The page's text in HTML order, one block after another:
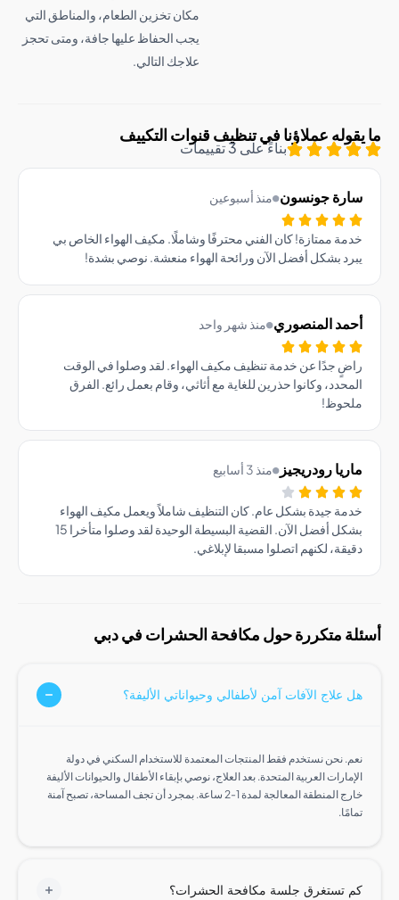
مكان تخزين الطعام، والمناطق التي
يجب الحفاظ عليها جافة، ومتى تحجز
علاجك التالي.
عملاؤنا في تنظيف قنوات التكييف
بناءً على 3 تقييمات
جونسون منذ أسبوعين
ممتازة! كان الفني محترفًا وشاملًا. مكيف الهواء الخاص بي
بشكل أفضل الآن ورائحة الهواء منعشة. نوصي بشدة!
المنصوري منذ شهر واحد
جدًا عن خدمة تنظيف مكيف الهواء. لقد وصلوا في الوقت
وكانوا حذرين للغاية مع أثاثي، وقام بعمل رائع. الفرق
رودريجيز منذ 3 أسابيع
جيدة بشكل عام. كان التنظيف شاملاً ويعمل مكيف الهواء
بشكل أفضل الآن. القضية البسيطة الوحيدة لقد وصلوا متأخرا 15
لكنهم اتصلوا مسبقا لإبلاغي.
متكررة حول مكافحة الحشرات في دبي
الآفات آمن لأطفالي وحيواناتي الأليفة؟
نحن نستخدم فقط المنتجات المعتمدة للاستخدام السكني في دولة
العربية المتحدة. بعد العلاج، نوصي بإبقاء الأطفال والحيوانات الأليفة
خارج المنطقة المعالجة لمدة 1-2 ساعة. بمجرد أن تجف المساحة، تصبح آمنة
تستغرق جلسة مكافحة الحشرات؟